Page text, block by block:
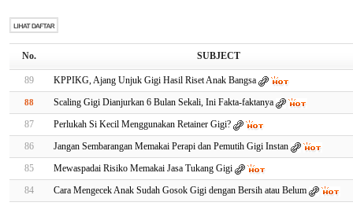
No. SUBJECT
89 KPPIKG, Ajang Unjuk Gigi Hasil Riset Anak Bangsa
88
Scaling Gigi Dianjurkan 6 Bulan Sekali, Ini Fakta-faktanya
87
Perlukah Si Kecil Menggunakan Retainer Gigi?
86
Jangan Sembarangan Memakai Perapi dan Pemutih Gigi Instan
85
Mewaspadai Risiko Memakai Jasa Tukang Gigi
84
Cara Mengecek Anak Sudah Gosok Gigi dengan Bersih atau Belum